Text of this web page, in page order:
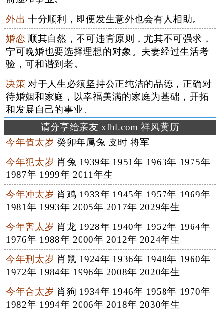
外出 十分顺利，即便发生意外也会有人相助。
婚恋 顺其自然，不可违背原则，尤其不可强求，
宁可晚婚也要选择理想的对象。夫妻经过生活考
验，可和谐到老。
决策 对于人生必须坚持公正纯洁的品德，正确对
待婚姻和家庭，以幸福美满的家庭为基础，开拓
和发展自己的事业。
请分享给亲友 xfhl.com 祥风黄历
今年值太岁 癸卯年属兔 皮时 将军
今年犯太岁 肖兔 1939年 1951年 1963年 1975年
1987年 1999年 2011年生
今年冲太岁 肖鸡 1933年 1945年 1957年 1969年
1981年 1993年 2005年 2017年 2029年生
今年害太岁 肖龙 1928年 1940年 1952年 1964年
1976年 1988年 2000年 2012年 2024年生
今年刑太岁 肖鼠 1924年 1936年 1948年 1960年
1972年 1984年 1996年 2008年 2020年生
今年合太岁 肖狗 1934年 1946年 1958年 1970年
1982年 1994年 2006年 2018年 2030年生